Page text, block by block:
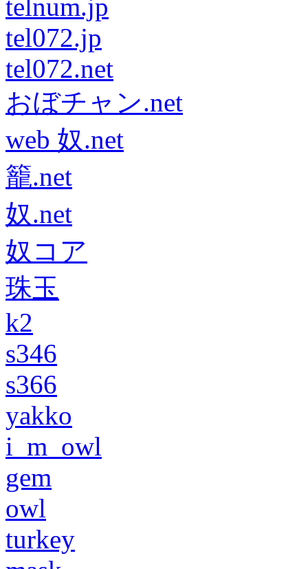
telnum.jp
tel072.jp
tel072.net
おぼチャン.net
web 奴.net
籠.net
奴.net
奴コア
珠玉
k2
s346
s366
yakko
i_m_owl
gem
owl
turkey